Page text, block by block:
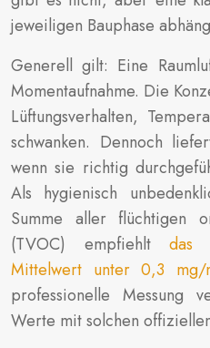
jeweiligen Bauphase
Generell gilt: Eine
Momentaufnahme. Die
Lüftungsverhalten,
schwanken. Dennoch
wenn sie richtig
Als hygienisch
Summe aller flüchtigen
(TVOC) empfiehlt das
Mittelwert unter 0,3 mg/
professionelle Messung
Werte mit solchen